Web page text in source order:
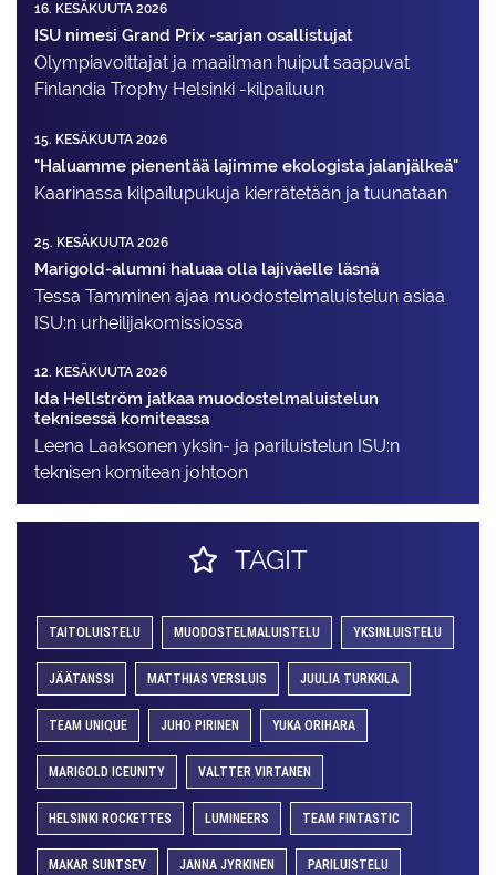
16. KESÄKUUTA 2026
ISU nimesi Grand Prix -sarjan osallistujat
Olympiavoittajat ja maailman huiput saapuvat
Finlandia Trophy Helsinki -kilpailuun
15. KESÄKUUTA 2026
"Haluamme pienentää lajimme ekologista jalanjälkeä"
Kaarinassa kilpailupukuja kierrätetään ja tuunataan
25. KESÄKUUTA 2026
Marigold-alumni haluaa olla lajiväelle läsnä
Tessa Tamminen ajaa muodostelma­luistelun asiaa
ISU:n urheilija­komissiossa
12. KESÄKUUTA 2026
Ida Hellström jatkaa muodostelmaluistelun
teknisessä komiteassa
Leena Laaksonen yksin- ja pariluistelun ISU:n
teknisen komitean johtoon
TAGIT
TAITOLUISTELU MUODOSTELMALUISTELU YKSINLUISTELU
JÄÄTANSSI MATTHIAS VERSLUIS JUULIA TURKKILA
TEAM UNIQUE JUHO PIRINEN YUKA ORIHARA
MARIGOLD ICEUNITY VALTTER VIRTANEN
HELSINKI ROCKETTES LUMINEERS TEAM FINTASTIC
MAKAR SUNTSEV JANNA JYRKINEN PARILUISTELU